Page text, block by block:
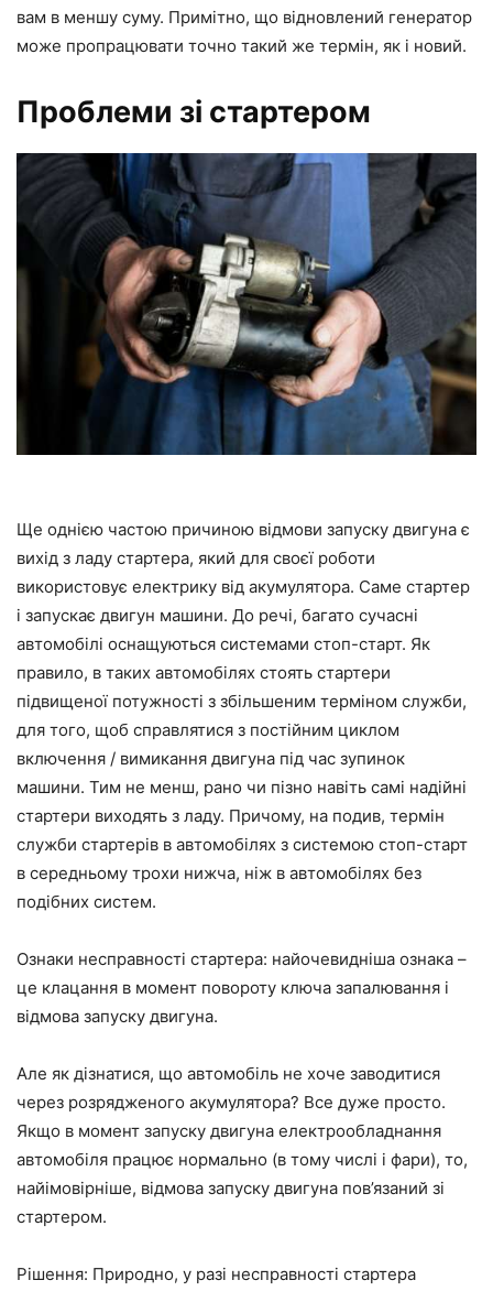
вам в меншу суму. Примітно, що відновлений генератор
може пропрацювати точно такий же термін, як і новий.
Проблеми зі стартером
Ще однією частою причиною відмови запуску двигуна є
вихід з ладу стартера, який для своєї роботи
використовує електрику від акумулятора. Саме стартер
і запускає двигун машини. До речі, багато сучасні
автомобілі оснащуються системами стоп-старт. Як
правило, в таких автомобілях стоять стартери
підвищеної потужності з збільшеним терміном служби,
для того, щоб справлятися з постійним циклом
включення / вимикання двигуна під час зупинок
машини. Тим не менш, рано чи пізно навіть самі надійні
стартери виходять з ладу. Причому, на подив, термін
служби стартерів в автомобілях з системою стоп-старт
в середньому трохи нижча, ніж в автомобілях без
подібних систем.
Ознаки несправності стартера: найочевидніша ознака –
це клацання в момент повороту ключа запалювання і
відмова запуску двигуна.
Але як дізнатися, що автомобіль не хоче заводитися
через розрядженого акумулятора? Все дуже просто.
Якщо в момент запуску двигуна електрообладнання
автомобіля працює нормально (в тому числі і фари), то,
найімовірніше, відмова запуску двигуна пов’язаний зі
стартером.
Рішення: Природно, у разі несправності стартера